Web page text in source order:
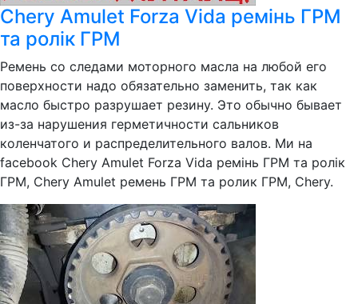
Chery Amulet Forza Vida ремінь ГРМ
та ролік ГРМ
Ремень со следами моторного масла на любой его
поверхности надо обязательно заменить, так как
масло быстро разрушает резину. Это обычно бывает
из-за нарушения герметичности сальников
коленчатого и распределительного валов. Ми на
facebook Chery Amulet Forza Vida ремінь ГРМ та ролік
ГРМ, Chery Amulet ремень ГРМ та ролик ГРМ, Chery.